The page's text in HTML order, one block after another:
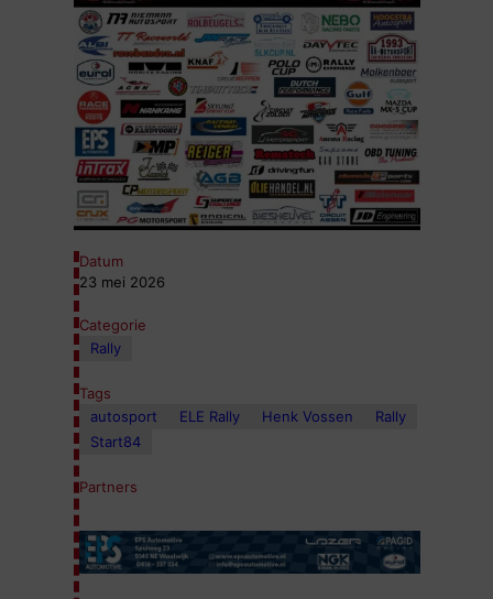
Datum
23 mei 2026
Categorie
Rally
Tags
autosport
ELE Rally Henk Vossen
Rally
Start84
Partners